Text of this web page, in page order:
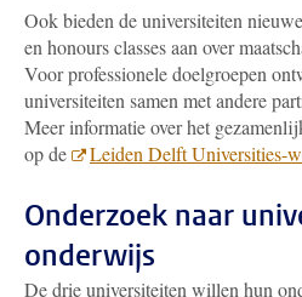
Ook bieden de universiteiten
en honours classes aan over
Voor professionele doelgroepen
universiteiten samen met andere
Meer informatie over het
op de
Leiden Delft Universities-
Onderzoek naar
onderwijs
De drie universiteiten willen hun